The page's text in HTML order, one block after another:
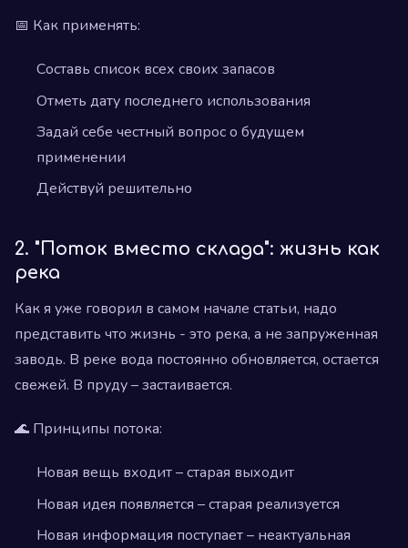
📅 Как применять:
Составь список всех своих запасов
Отметь дату последнего использования
Задай себе честный вопрос о будущем
применении
Действуй решительно
2. "Поток вместо склада": жизнь как
река
Как я уже говорил в самом начале статьи, надо
представить что жизнь - это река, а не запруженная
заводь. В реке вода постоянно обновляется, остается
свежей. В пруду – застаивается.
🌊 Принципы потока:
Новая вещь входит – старая выходит
Новая идея появляется – старая реализуется
Новая информация поступает – неактуальная